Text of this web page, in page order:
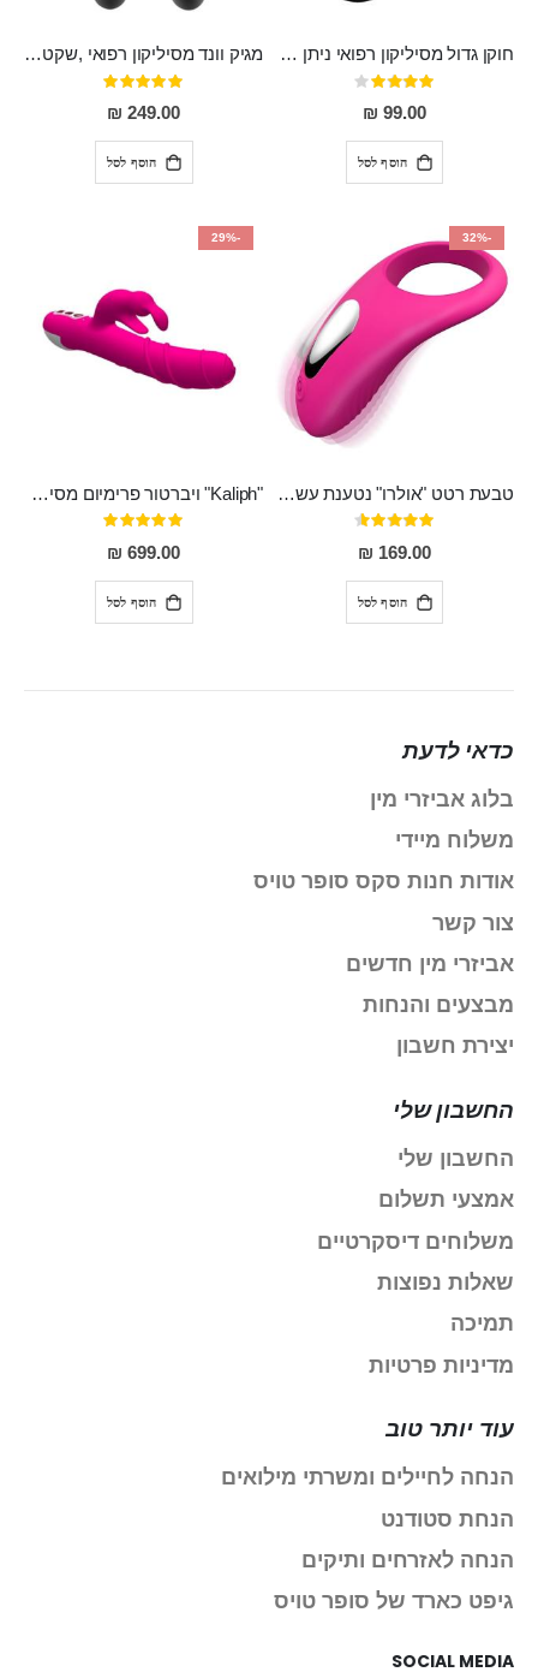
חוקן גדול מסיליקון רפואי ניתן לשימוש גם כפלאג וגם כחרוזים אנאלים
דירוג:
80%
99.00 ₪
הוסף לסל
מגיק וונד מסיליקון רפואי ,שקט במיוחד, נטען בעל 10 מהירויות שונות "Erna"
דירוג:
100%
249.00 ₪
הוסף לסל
-32%
טבעת רטט "אולרו" נטענת עשויה סיליקון רפואי עם רטט חזק ומטריף חושים
דירוג:
91%
169.00 ₪
הוסף לסל
-29%
"Kaliph" ויברטור פרימיום מסיליקון רפואי , נטען, שקט במיוחד, מסתובב ומתפתל, שמנמן עם חדירה 14 סמ
דירוג:
100%
699.00 ₪
הוסף לסל
כדאי לדעת
בלוג אביזרי מין
משלוח מיידי
אודות חנות סקס סופר טויס
צור קשר
אביזרי מין חדשים
מבצעים והנחות
יצירת חשבון
החשבון שלי
החשבון שלי
אמצעי תשלום
משלוחים דיסקרטיים
שאלות נפוצות
תמיכה
מדיניות פרטיות
עוד יותר טוב
הנחה לחיילים ומשרתי מילואים
הנחת סטודנט
הנחה לאזרחים ותיקים
גיפט כארד של סופר טויס
SOCIAL MEDIA